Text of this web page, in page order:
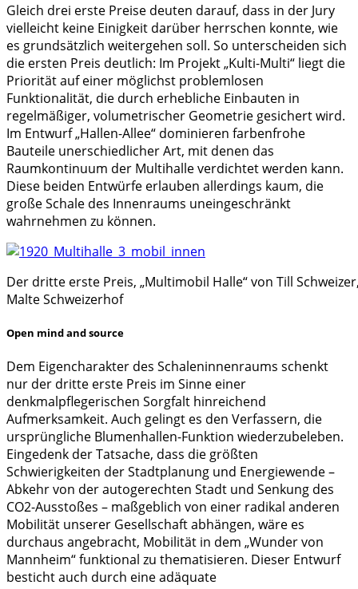
Gleich drei erste Preise deuten darauf, dass in der Jury
vielleicht keine Einigkeit darüber herrschen konnte, wie
es grundsätzlich weitergehen soll. So unterscheiden sich
die ersten Preis deutlich: Im Projekt „Kulti-Multi“ liegt die
Priorität auf einer möglichst problemlosen
Funktionalität, die durch erhebliche Einbauten in
regelmäßiger, volumetrischer Geometrie gesichert wird.
Im Entwurf „Hallen-Allee“ dominieren farbenfrohe
Bauteile unerschiedlicher Art, mit denen das
Raumkontinuum der Multihalle verdichtet werden kann.
Diese beiden Entwürfe erlauben allerdings kaum, die
große Schale des Innenraums uneingeschränkt
wahrnehmen zu können.
Der dritte erste Preis, „Multimobil Halle“ von Till
Malte Schweizerhof
Open mind and source
Dem Eigencharakter des Schaleninnenraums schenkt
nur der dritte erste Preis im Sinne einer
denkmalpflegerischen Sorgfalt hinreichend
Aufmerksamkeit. Auch gelingt es den Verfassern, die
ursprüngliche Blumenhallen-Funktion wiederzubeleben.
Eingedenk der Tatsache, dass die größten
Schwierigkeiten der Stadtplanung und Energiewende –
Abkehr von der autogerechten Stadt und Senkung des
CO2-Ausstoßes – maßgeblich von einer radikal anderen
Mobilität unserer Gesellschaft abhängen, wäre es
durchaus angebracht, Mobilität in dem „Wunder von
Mannheim“ funktional zu thematisieren. Dieser Entwurf
besticht auch durch eine adäquate